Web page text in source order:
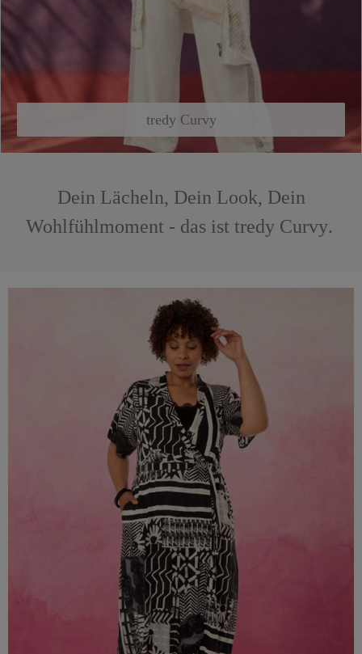
tredy Curvy
Dein Lächeln, Dein Look, Dein
Wohlfühlmoment - das ist tredy Curvy.